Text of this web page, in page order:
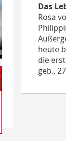
Das
Rosa
heute
die
geb.,